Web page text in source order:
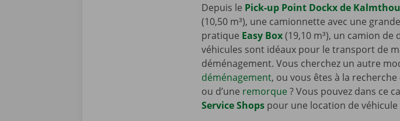
Depuis le Pick-up Point Dockx de
(10,50 m³), une camionnette avec une
pratique Easy Box(19,10 m³), un camion de
véhicules sont idéaux pour le transport de
déménagement. Vous cherchez un autre
déménagement, ou vous êtes à la recherche
ou d’une remorque ? Vous pouvez dans ce
Service Shopspour une location de